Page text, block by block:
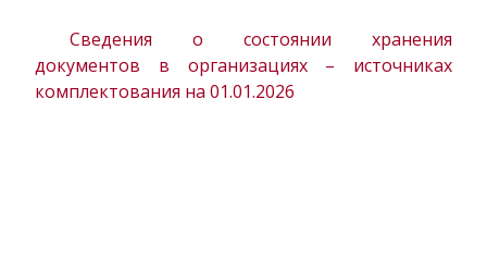
Сведения о состоянии хранения
документов в организациях – источниках
комплектования на 01.01.2026